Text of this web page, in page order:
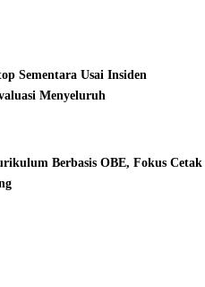
Sementara Usai Insiden
Menyeluruh
Berbasis OBE, Fokus Cetak